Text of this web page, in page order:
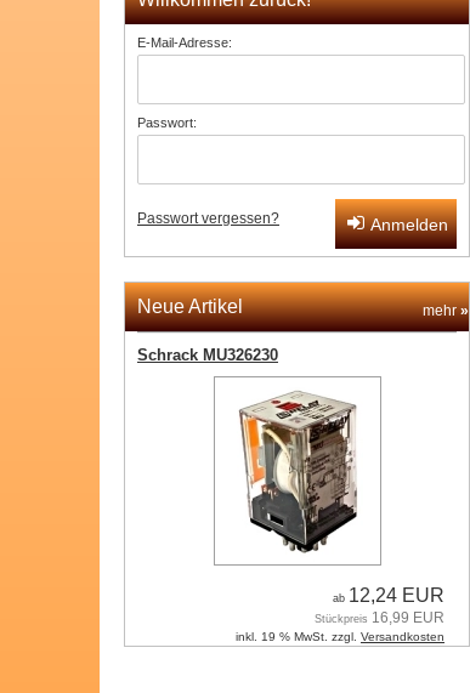
E-Mail-Adresse:
Passwort:
Passwort vergessen? Anmelden
Neue Artikel mehr»
Schrack MU326230
ab 12,24 EUR
Stückpreis 16,99 EUR
inkl. 19 % MwSt. zzgl. Versandkosten